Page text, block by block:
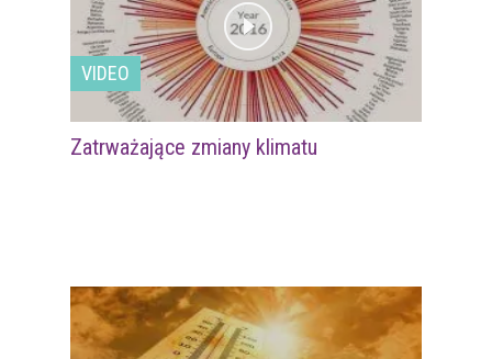
VIDEO
Zatrważające zmiany klimatu